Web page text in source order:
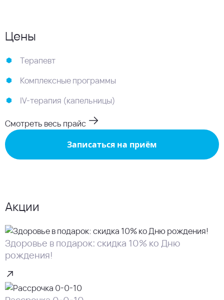
Цены
Терапевт
Комплексные программы
IV-терапия (капельницы)
Смотреть весь прайс
Записаться на приём
Акции
Здоровье в подарок: скидка 10% ко Дню
рождения!